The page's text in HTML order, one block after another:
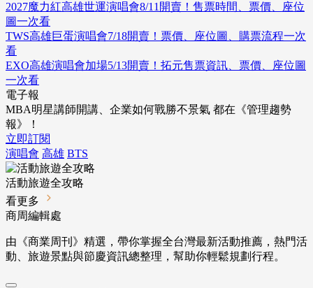
2027魔力紅高雄世運演唱會8/11開賣！售票時間、票價、座位
圖一次看
TWS高雄巨蛋演唱會7/18開賣！票價、座位圖、購票流程一次
看
EXO高雄演唱會加場5/13開賣！拓元售票資訊、票價、座位圖
一次看
電子報
MBA明星講師開講、企業如何戰勝不景氣 都在《管理趨勢
報》！
立即訂閱
演唱會 高雄 BTS
活動旅遊全攻略
看更多
商周編輯處
由《商業周刊》精選，帶你掌握全台灣最新活動推薦，熱門活
動、旅遊景點與節慶資訊總整理，幫助你輕鬆規劃行程。